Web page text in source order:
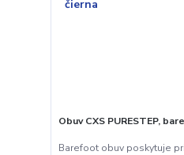
Obuv CXS PURESTEP,
Barefoot obuv poskytuje